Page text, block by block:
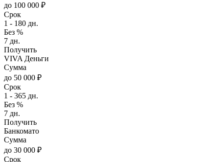
до 100 000 ₽
Срок
1 - 180 дн.
Без %
7 дн.
Получить
VIVA Деньги
Сумма
до 50 000 ₽
Срок
1 - 365 дн.
Без %
7 дн.
Получить
Банкомато
Сумма
до 30 000 ₽
Срок